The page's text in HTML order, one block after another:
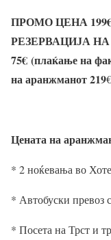
ПРОМО ЦЕНА 199
РЕЗЕРВАЦИЈА
75€ (плаќање на
на аранжманот 219
Цената на
* 2 ноќевања во
* Автобуски превоз
* Посета на Трст и